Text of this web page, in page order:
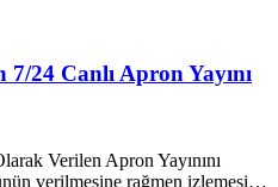
24 Canlı Apron Yayını
Verilen Apron Yayınını
verilmesine rağmen izlemesi…